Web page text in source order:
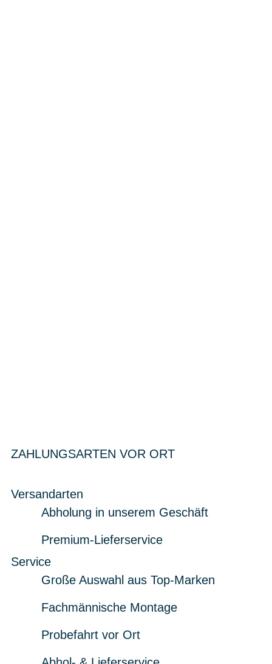
ZAHLUNGSARTEN VOR ORT
Versandarten
Abholung in unserem Geschäft
Premium-Lieferservice
Service
Große Auswahl aus Top-Marken
Fachmännische Montage
Probefahrt vor Ort